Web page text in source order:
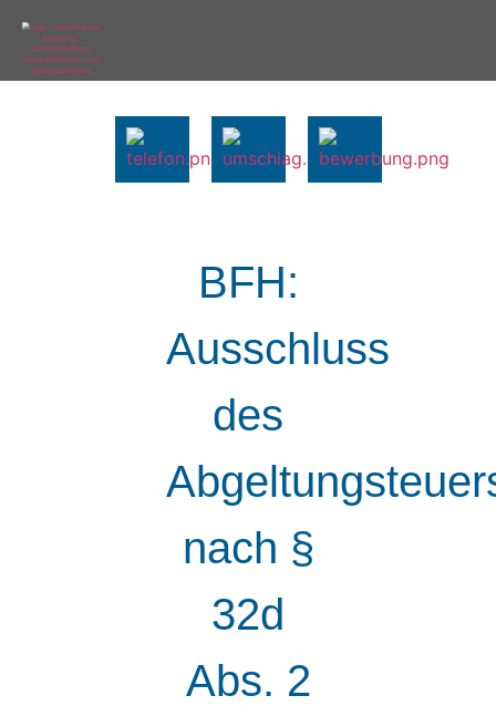
BFH:
Ausschluss
des
nach §
32d
Abs. 2